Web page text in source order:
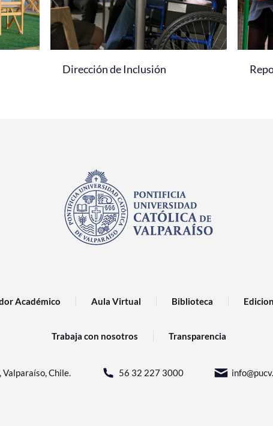
Dirección de Inclusión
Académico Aula Virtual Biblioteca
Trabaja con nosotros Transparencia
Valparaíso, Chile. 56 32 227 3000